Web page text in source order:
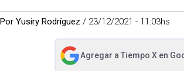
Por Yusiry Rodríguez / 23/12/2021 - 11:03hs
Agregar a Tiempo Xen
abre en nueva pestaña